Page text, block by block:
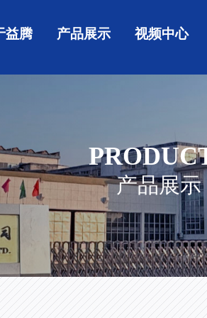
益腾 产品展示 视频中心
产品展示